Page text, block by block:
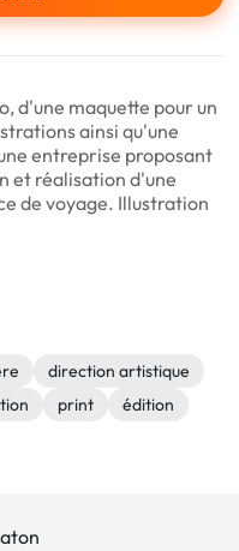
d'une maquette pour un
ainsi qu'une
entreprise proposant
et réalisation d'une
de voyage. Illustration
direction artistique
print
édition